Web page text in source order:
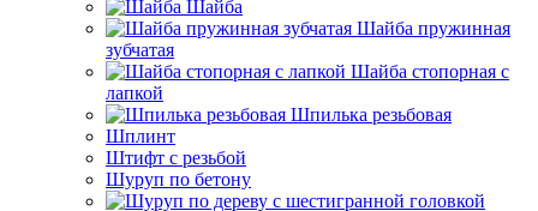
Шайба
Шайба пружинная
зубчатая
Шайба стопорная с
лапкой
Шпилька резьбовая
Шплинт
Штифт с резьбой
Шуруп по бетону